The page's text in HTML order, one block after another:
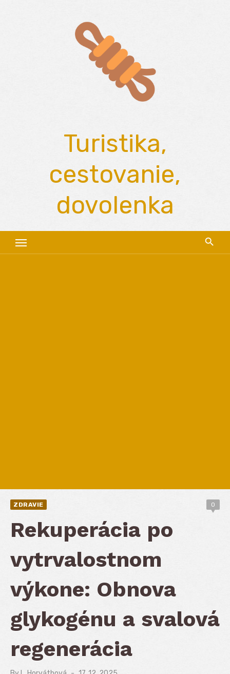
Turistika,
cestovanie,
dovolenka
ZDRAVIE 0
Rekuperácia po
vytrvalostnom
výkone: Obnova
glykogénu a svalová
regenerácia